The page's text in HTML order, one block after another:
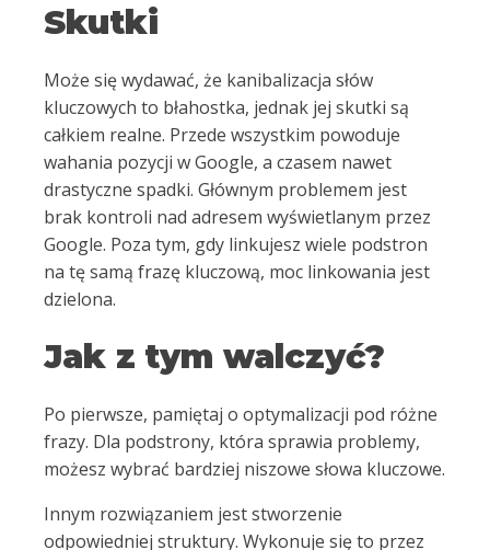
Skutki
Może się wydawać, że kanibalizacja słów
kluczowych to błahostka, jednak jej skutki są
całkiem realne. Przede wszystkim powoduje
wahania pozycji w Google, a czasem nawet
drastyczne spadki. Głównym problemem jest
brak kontroli nad adresem wyświetlanym przez
Google. Poza tym, gdy linkujesz wiele podstron
na tę samą frazę kluczową, moc linkowania jest
dzielona.
Jak z tym walczyć?
Po pierwsze, pamiętaj o optymalizacji pod różne
frazy. Dla podstrony, która sprawia problemy,
możesz wybrać bardziej niszowe słowa kluczowe.
Innym rozwiązaniem jest stworzenie
odpowiedniej struktury. Wykonuje się to przez